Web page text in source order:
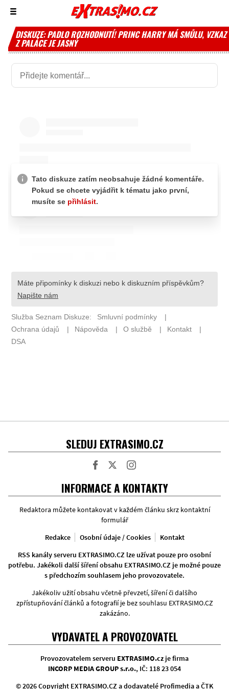
Zobrazit/skrýt
DISKUZE: PADLO ROZHODNUTÍ! PRINC HARRY MÁ SMŮLU, VZKAZ
Z PALÁCE JE JASNÝ
SLEDUJ EXTRASIMO.CZ
INFORMACE A KONTAKTY
Redaktora můžete kontakovat v každém článku skrz kontaktní
formulář
Redakce
Osobní údaje / Cookies
Kontakt
RSS kanály serveru EXTRASIMO.CZ lze užívat pouze pro osobní
potřebu. Jakékoli další šíření obsahu EXTRASIMO.CZ je možné pouze
s předchozím souhlasem jeho provozovatele.
Jakékoliv užití obsahu včetně převzetí, šíření či dalšího
zpřístupňování článků a fotografií je bez souhlasu EXTRASIMO.CZ
zakázáno.
VYDAVATEL A PROVOZOVATEL
Provozovatelem serveru EXTRASIMO.czje firma
INCORP MEDIA GROUP s.r.o., IČ: 118 23 054
© 2026 Copyright EXTRASIMO.CZ a dodavatelé Profimedia a ČTK